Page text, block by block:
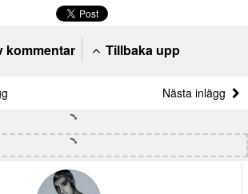
kommentar Tillbaka upp
Nästa inlägg